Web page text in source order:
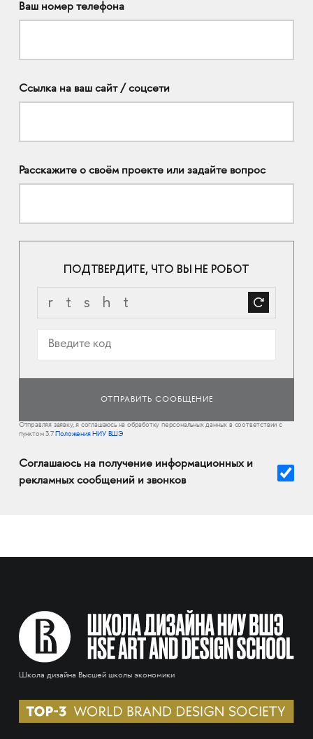
Ваш номер телефона
Ссылка на ваш сайт / соцсети
Расскажите о своём проекте или задайте вопрос
ПОДТВЕРДИТЕ, ЧТО ВЫ НЕ РОБОТ
Отправляя заявку, я соглашаюсь на обработку персональных данных в соответствии с
пунктом 3.7
Положения НИУ ВШЭ
Соглашаюсь на получение информационных и
рекламных сообщений и звонков
Школа дизайна Высшей школы экономики